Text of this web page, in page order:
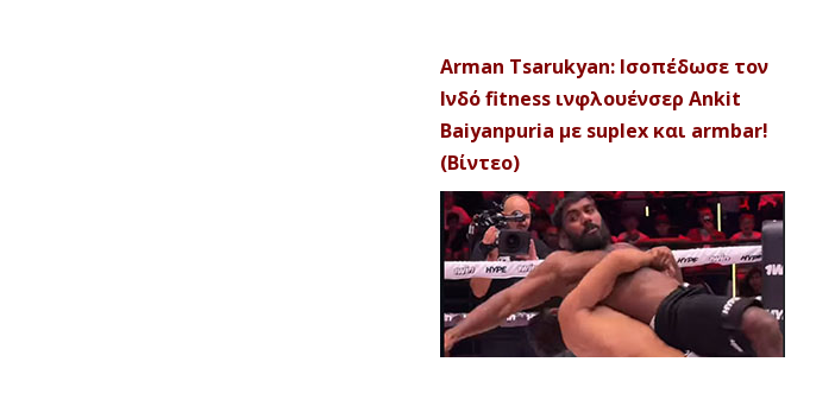
Arman Tsarukyan: Ισοπέδωσε τον
Ινδό fitness ινφλουένσερ Ankit
Baiyanpuria με suplex και armbar!
(Βίντεο)